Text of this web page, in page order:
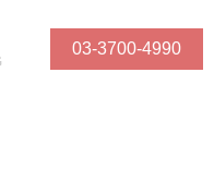
03-3700-4990